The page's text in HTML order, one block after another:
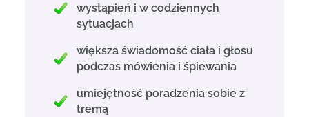
wystąpień i w codziennych
sytuacjach
większa świadomość ciała i głosu
podczas mówienia i śpiewania
umiejętność poradzenia sobie z
tremą